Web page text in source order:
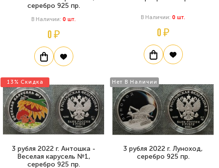
серебро 925 пр.
В Наличии: 0 Шт.
0 ₽
В Наличии: 0 Шт.
0 ₽
13% Скидка
3 рубля 2022 г. Антошка -
Веселая карусель №1,
серебро 925 пр.
Нет В Наличии
3 рубля 2022 г. Луноход,
серебро 925 пр.